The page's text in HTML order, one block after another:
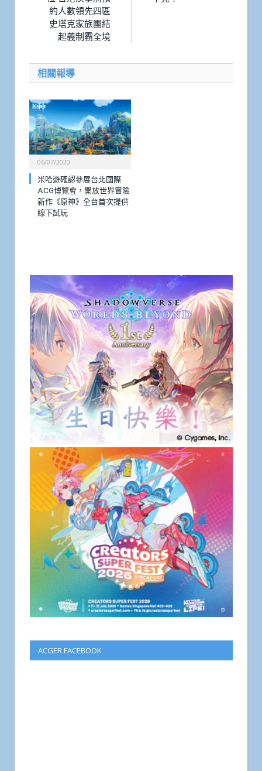
約人數領先四區
史塔克家族團結
起義制霸全境
相關報導
06/07/2020
米哈遊確認參展台北國際
ACG博覽會，開放世界冒險
新作《原神》全台首次提供
線下試玩
ACGER FACEBOOK